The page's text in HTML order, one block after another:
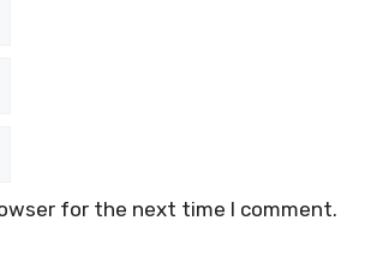
for the next time I comment.